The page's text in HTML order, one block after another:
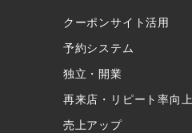
クーポンサイト活用
予約システム
独立・開業
再来店・リピート率向上
売上アップ